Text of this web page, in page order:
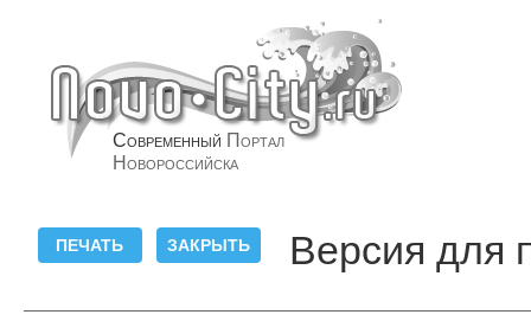
Современный Портал
Новороссийска
Версия для